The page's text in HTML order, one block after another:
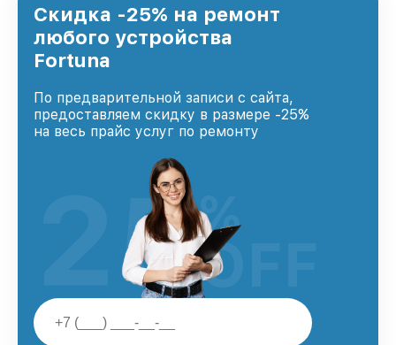
Скидка -25% на ремонт
любого устройства
Fortuna
По предварительной записи с сайта,
предоставляем скидку в размере -25%
на весь прайс услуг по ремонту
25%
OFF